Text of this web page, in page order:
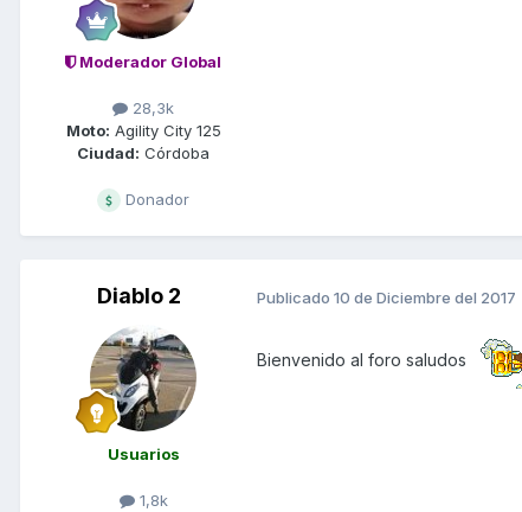
Moderador Global
28,3k
Moto: Agility City 125
Ciudad: Córdoba
Donador
Diablo 2
Usuarios
1,8k
Publicado 10 de Diciembre del 2017
Bienvenido al foro saludos